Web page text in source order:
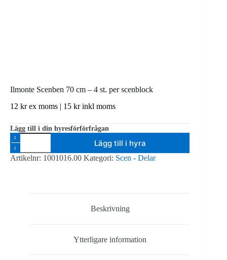
Ilmonte Scenben 70 cm – 4 st. per scenblock
12 krex moms | 15 krinkl moms
Lägg till i din hyresförförfrågan
Ilmonte
Scenben
70
cm
Lägg till i hyra
Artikelnr: 1001016.00 Kategori: Scen - Delar
Beskrivning
Ytterligare information